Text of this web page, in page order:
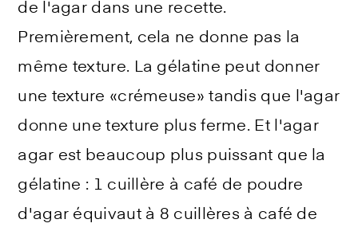
de l'agar dans une recette.
Premièrement, cela ne donne pas la
même texture. La gélatine peut donner
une texture «crémeuse» tandis que l'agar
donne une texture plus ferme. Et l'agar
agar est beaucoup plus puissant que la
gélatine : 1 cuillère à café de poudre
d'agar équivaut à 8 cuillères à café de